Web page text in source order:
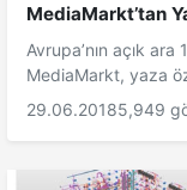
MediaMarkt’tan
Avrupa’nın açık
MediaMarkt, yaza
29.06.20185,949